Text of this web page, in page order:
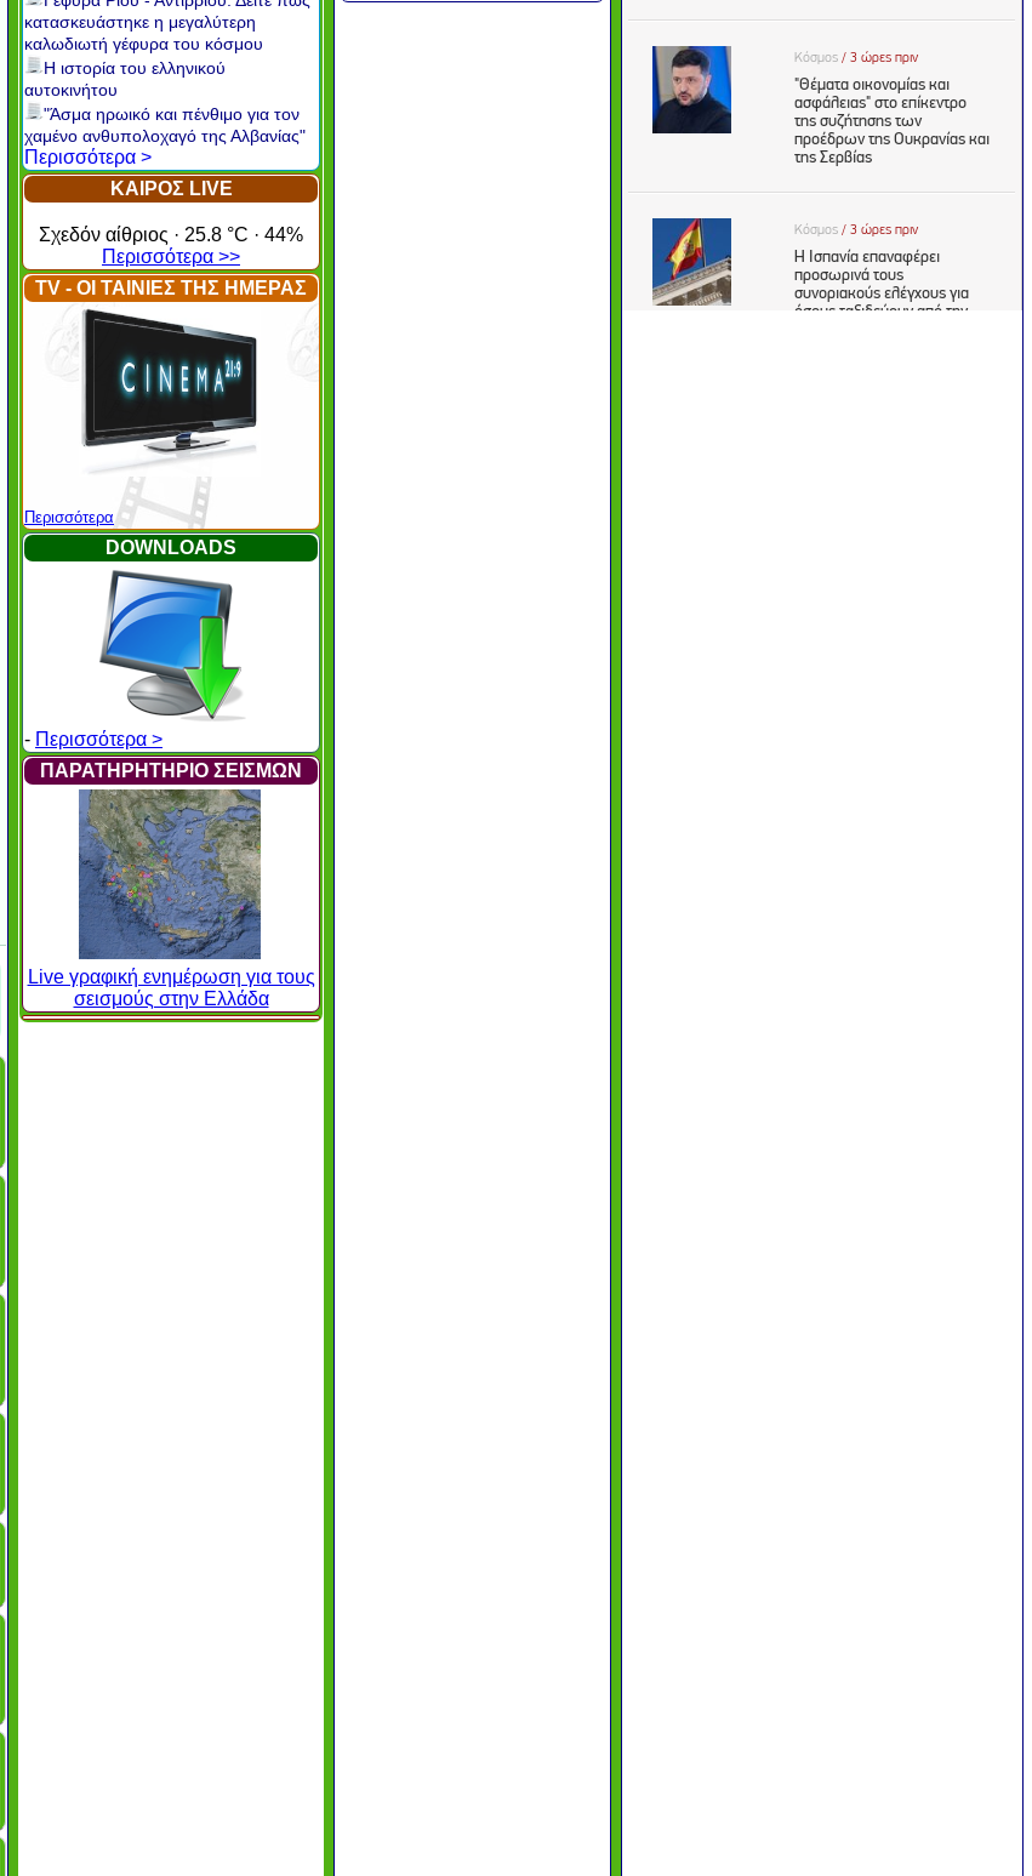
κατασκευάστηκε η μεγαλύτερη
καλωδιωτή γέφυρα του κόσμου
Η ιστορία του ελληνικού
αυτοκινήτου
"Άσμα ηρωικό και πένθιμο για τον
χαμένο ανθυπολοχαγό της Αλβανίας"
Περισσότερα >
ΚΑΙΡΟΣ LIVE
Σχεδόν αίθριος · 25.8 °C · 44%
Περισσότερα >>
TV - ΟΙ ΤΑΙΝΙΕΣ ΤΗΣ ΗΜΕΡΑΣ
Περισσότερα
DOWNLOADS
- Περισσότερα >
ΠΑΡΑΤΗΡΗΤΗΡΙΟ ΣΕΙΣΜΩΝ
Live γραφική ενημέρωση για τους
σεισμούς στην Ελλάδα